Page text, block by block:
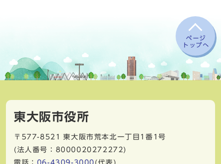
ページ
トップへ
東大阪市役所
〒577-8521
東大阪市荒本北一丁目1番1号
(法人番号：8000020272272)
電話： 06-4309-3000 (代表)